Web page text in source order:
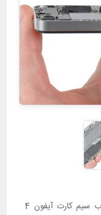
سوزن اختصاصی که برای باز کردن خشاب سیم کارت آیفون 4